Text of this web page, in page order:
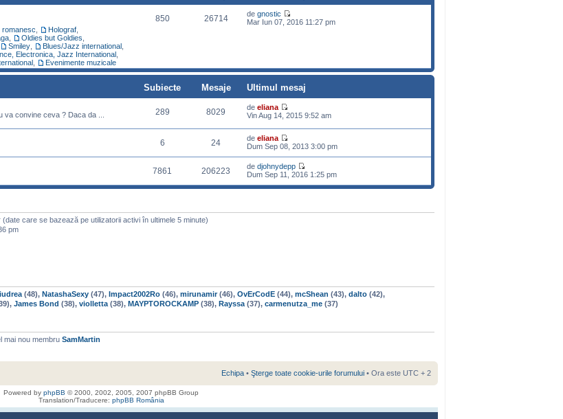
romanesc Holograf
Oldies but Goldies
Smiley Blues/Jazz international
Electronica, Jazz International
Evenimente muzicale
850 26714 de gnostic
Mar Iun 07, 2016 11:27 pm
Subiecte Mesaje
Ultimul mesaj
va convine ceva ? Daca da ...
289 8029 de eliana
Vin Aug 14, 2015 9:52 am
6 24 de eliana
Dum Sep 08, 2013 3:00 pm
7861 206223 de djohnydepp
Dum Sep 11, 2016 1:25 pm
care se bazează pe utilizatorii activi în ultimele 5 minute)
pm
(48), NatashaSexy (47), Impact2002Ro (46), mirunamir(46), OvErCodE (44), mcShean (43), dalto (42),
James Bond (38), violletta (38), MAYPTOROCKAMP (38), Rayssa (37), carmenutza_me (37)
mai nou membru SamMartin
Echipa • Şterge toate cookie-urile forumului • Ora este UTC + 2
Powered by phpBB © 2000, 2002, 2005, 2007 phpBB Group
Translation/Traducere: phpBB România